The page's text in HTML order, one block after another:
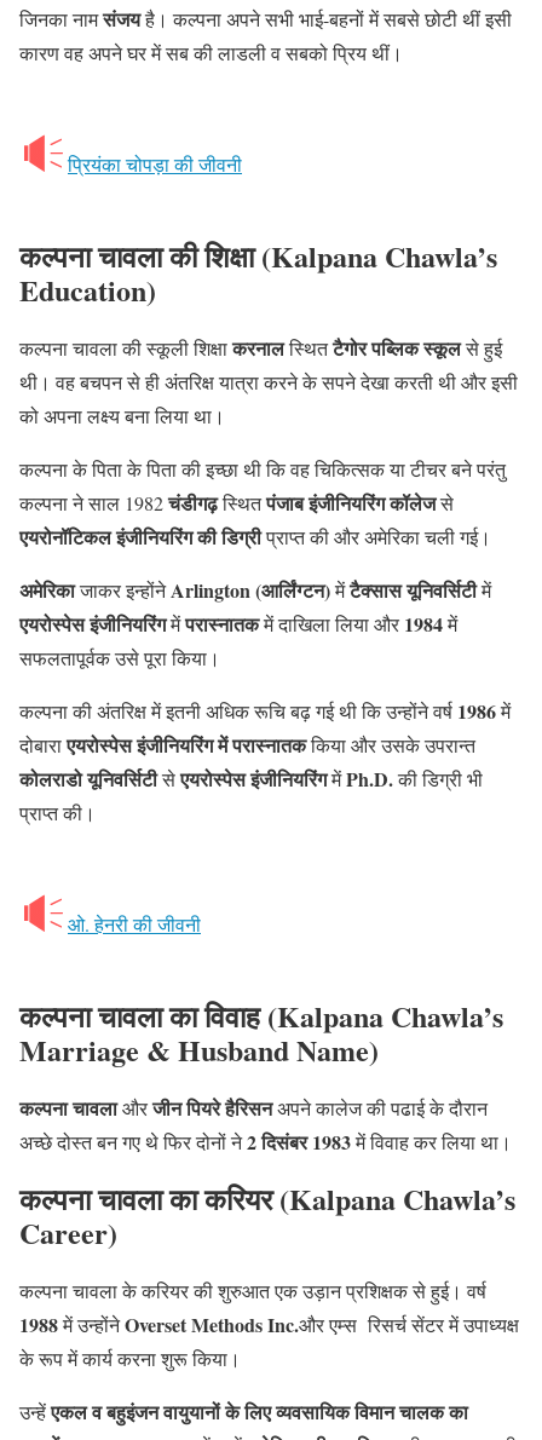
जिनका नामसंजयहै। कल्पना अपने सभी भाई-बहनों में सबसे छोटी थीं इसी
कारण वह अपने घर में सब की लाडली व सबको प्रिय थीं।
प्रियंका चोपड़ा की जीवनी
कल्पना चावला की शिक्षा(Kalpana Chawla’s
Education)
कल्पना चावला की स्कूली शिक्षाकरनालस्थितटैगोर पब्लिक स्कूलसे हुई
थी। वह बचपन से ही अंतरिक्ष यात्रा करने के सपने देखा करती थी और इसी
को अपना लक्ष्य बना लिया था।
कल्पना के पिता के पिता की इच्छा थी कि वह चिकित्सक या टीचर बने परंतु
कल्पना ने साल 1982चंडीगढ़स्थितपंजाब इंजीनियरिंग कॉलेजसे
एयरोनॉटिकल इंजीनियरिंग की डिग्रीप्राप्त की और अमेरिका चली गई।
अमेरिकाजाकर इन्होंनेArlington (आर्लिंग्टन)मेंटैक्सास यूनिवर्सिटीमें
एयरोस्पेस इंजीनियरिंगमेंपरास्नातकमें दाखिला लिया और 1984में
सफलतापूर्वक उसे पूरा किया।
कल्पना की अंतरिक्ष में इतनी अधिक रूचि बढ़ गई थी कि उन्होंने वर्ष 1986में
दोबाराएयरोस्पेस इंजीनियरिंग में परास्नातककिया और उसके उपरान्त
कोलराडो यूनिवर्सिटीसेएयरोस्पेस इंजीनियरिंगमेंPh.D.की डिग्री भी
प्राप्त की।
ओ. हेनरी की जीवनी
कल्पना चावला का विवाह(Kalpana Chawla’s
Marriage & Husband Name)
कल्पना चावलाऔरजीन पियरे हैरिसनअपने कालेज की पढाई के दौरान
अच्छे दोस्त बन गए थे फिर दोनों ने2 दिसंबर 1983में विवाह कर लिया था।
कल्पना चावला का करियर(Kalpana Chawla’s
Career)
कल्पना चावला के करियर की शुरुआत एक उड़ान प्रशिक्षक से हुई। वर्ष
1988में उन्होंनेOverset Methods Inc.और एम्स रिसर्च सेंटर में उपाध्यक्ष
के रूप में कार्य करना शुरू किया।
उन्हेंएकल व बहुइंजन वायुयानों के लिए व्यवसायिक विमान चालक का